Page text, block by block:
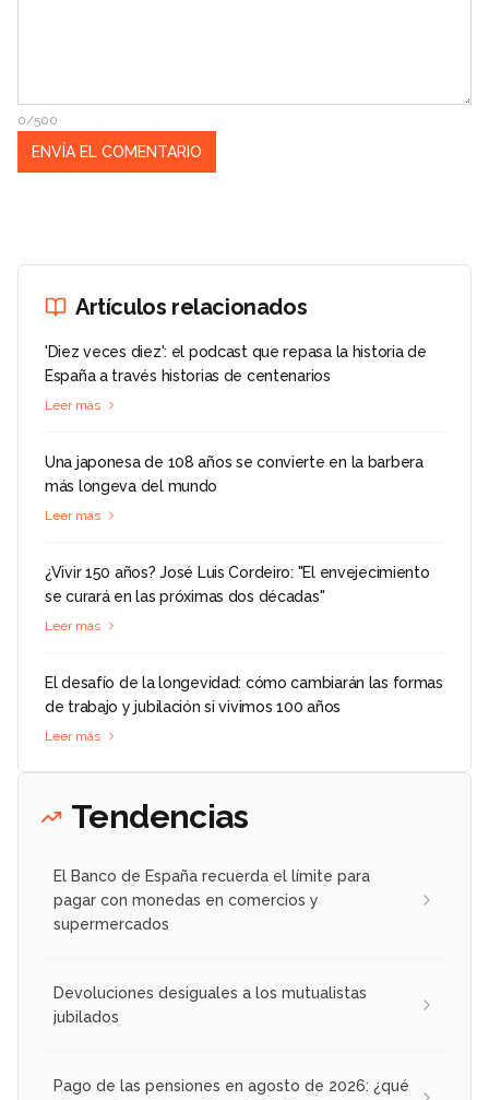
0/500
Artículos relacionados
'Diez veces diez': el podcast que repasa la historia de
España a través historias de centenarios
Leer más
Una japonesa de 108 años se convierte en la barbera
más longeva del mundo
Leer más
¿Vivir 150 años? José Luis Cordeiro: "El envejecimiento
se curará en las próximas dos décadas"
Leer más
El desafío de la longevidad: cómo cambiarán las formas
de trabajo y jubilación si vivimos 100 años
Leer más
Tendencias
El Banco de España recuerda el límite para
pagar con monedas en comercios y
supermercados
Devoluciones desiguales a los mutualistas
jubilados
Pago de las pensiones en agosto de 2026: ¿qué